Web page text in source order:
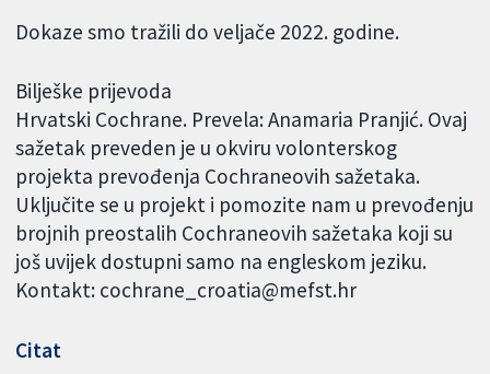
Dokaze smo tražili do veljače 2022. godine.
Bilješke prijevoda
Hrvatski Cochrane. Prevela: Anamaria Pranjić. Ovaj
sažetak preveden je u okviru volonterskog
projekta prevođenja Cochraneovih sažetaka.
Uključite se u projekt i pomozite nam u prevođenju
brojnih preostalih Cochraneovih sažetaka koji su
još uvijek dostupni samo na engleskom jeziku.
Kontakt: cochrane_croatia@mefst.hr
Citat